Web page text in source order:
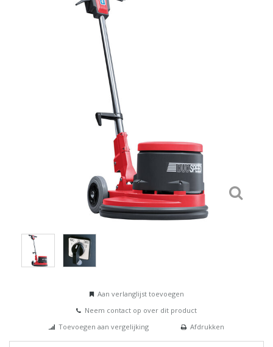
Aan verlanglijst toevoegen
Neem contact op over dit product
Toevoegen aan vergelijking
Afdrukken